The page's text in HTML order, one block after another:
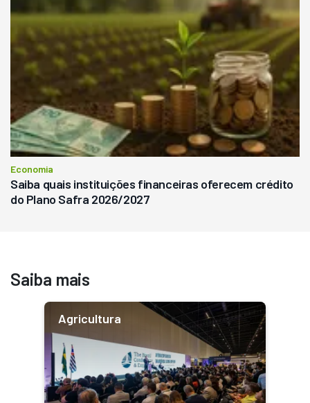
Economia
Saiba quais instituições financeiras oferecem crédito
do Plano Safra 2026/2027
Saiba mais
Agricultura